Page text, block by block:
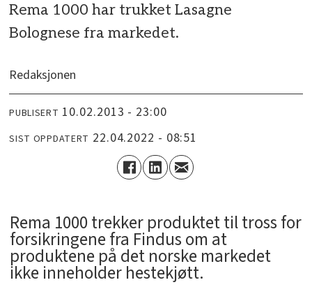
Rema 1000 har trukket Lasagne
Bolognese fra markedet.
Redaksjonen
PUBLISERT 10.02.2013 - 23:00
SIST OPPDATERT 22.04.2022 - 08:51
Rema 1000 trekker produktet til tross for
forsikringene fra Findus om at
produktene på det norske markedet
ikke inneholder hestekjøtt.